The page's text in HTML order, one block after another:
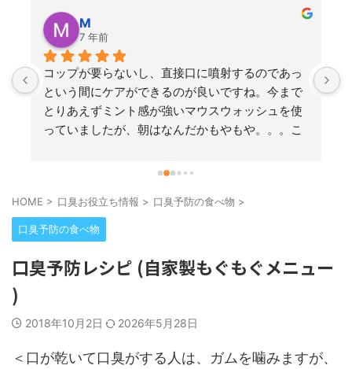
要らないし、直接口に噴射するのであっ
にケアができるのが良いですね。今まで
ずミント感が強いマウスウォッシュを使
したが、朝はなんだかもやもや。。。こ
っとするのに刺激があまりなくて、すご
東
HOME > 口臭お役立ち情報 > 口臭予防の食べ物 >
口臭予防の食べ物
口臭予防レシピ (自家製もぐもぐメニュー
)
2018年10月2日 2026年5月28日
＜口が乾いて口臭がする人は、ガムを噛みますが、